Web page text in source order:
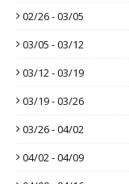
02/26 - 03/05
03/05 - 03/12
03/12 - 03/19
03/19 - 03/26
03/26 - 04/02
04/02 - 04/09